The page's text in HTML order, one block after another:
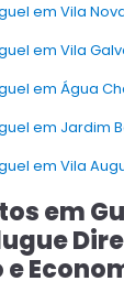
em Vila
em Vila
em Água
em Jardim
em Vila